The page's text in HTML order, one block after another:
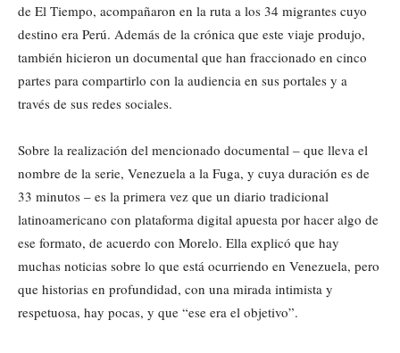
de El Tiempo, acompañaron en la ruta a los 34 migrantes cuyo
destino era Perú. Además de la crónica que este viaje produjo,
también hicieron un documental que han fraccionado en cinco
partes para compartirlo con la audiencia en sus portales y a
través de sus redes sociales.
Sobre la realización del mencionado documental – que lleva el
nombre de la serie, Venezuela a la Fuga, y cuya duración es de
33 minutos – es la primera vez que un diario tradicional
latinoamericano con plataforma digital apuesta por hacer algo de
ese formato, de acuerdo con Morelo. Ella explicó que hay
muchas noticias sobre lo que está ocurriendo en Venezuela, pero
que historias en profundidad, con una mirada intimista y
respetuosa, hay pocas, y que “ese era el objetivo”.